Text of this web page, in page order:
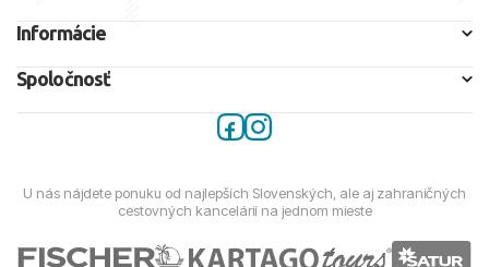
Informácie
Spoločnosť
U nás nájdete ponuku od najlepších Slovenských, ale aj zahraničných
cestovných kancelárií na jednom mieste